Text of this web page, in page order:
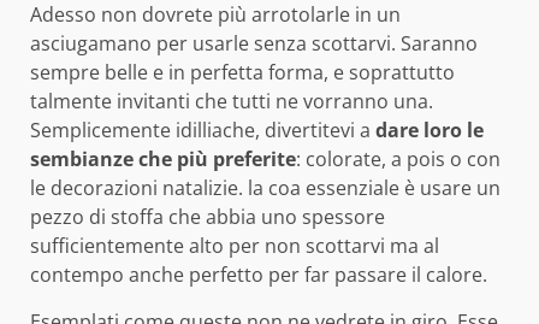
Adesso non dovrete più arrotolarle in un
asciugamano per usarle senza scottarvi. Saranno
sempre belle e in perfetta forma, e soprattutto
talmente invitanti che tutti ne vorranno una.
Semplicemente idilliache, divertitevi a dare loro le
sembianze che più preferite: colorate, a pois o con
le decorazioni natalizie. la coa essenziale è usare un
pezzo di stoffa che abbia uno spessore
sufficientemente alto per non scottarvi ma al
contempo anche perfetto per far passare il calore.